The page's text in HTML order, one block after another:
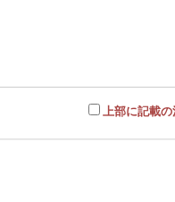
上部に記載の